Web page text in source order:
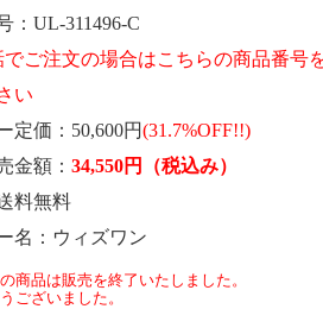
UL-311496-C
定価 50,600円(31.7%OFF!!)
金額
34,550円
（税込み）
料無料
名
ウィズワン
商品は販売を終了いたしました。
ございました。